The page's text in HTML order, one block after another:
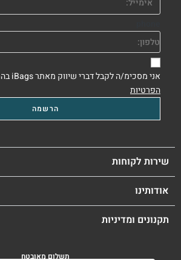
אני מסכימ/ה לקבל דברי שיווק מאתר iBags בהתאם
הפרטיות
שירות לקוחות
אודותינו
תקנונים ומדיניות
תשלום מאובטח